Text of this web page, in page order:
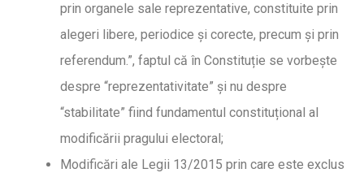
prin organele sale reprezentative, constituite prin
alegeri libere, periodice și corecte, precum și prin
referendum.”, faptul că în Constituție se vorbește
despre “reprezentativitate” și nu despre
“stabilitate” fiind fundamentul constituțional al
modificării pragului electoral;
Modificări ale Legii 13/2015 prin care este exclus